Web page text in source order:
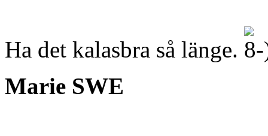
Ha det kalasbra så länge.
Marie SWE